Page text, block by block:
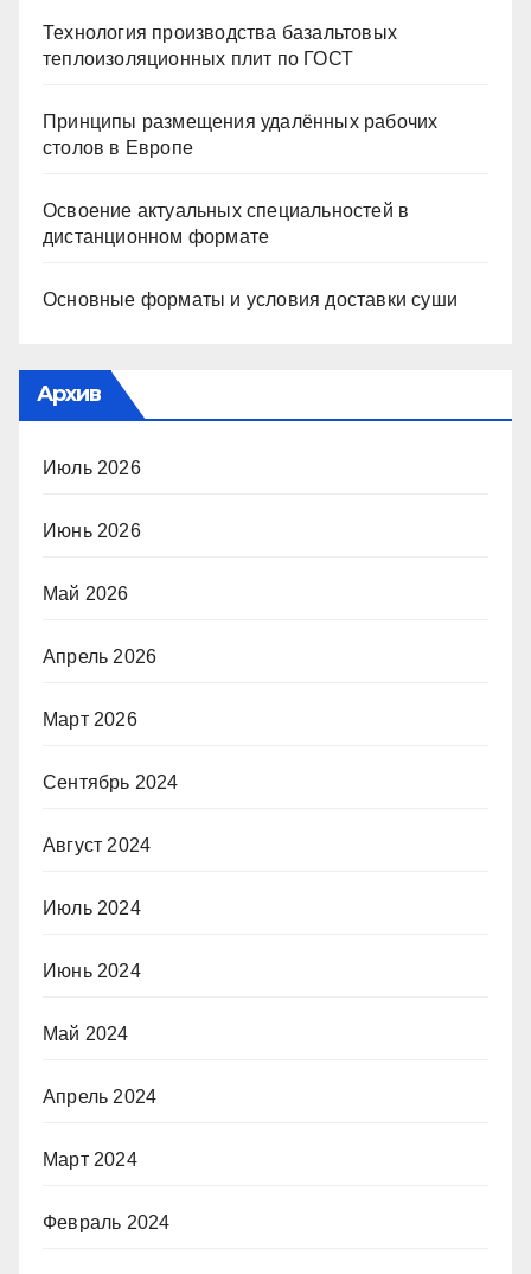
Технология производства базальтовых
теплоизоляционных плит по ГОСТ
Принципы размещения удалённых рабочих
столов в Европе
Освоение актуальных специальностей в
дистанционном формате
Основные форматы и условия доставки суши
Архив
Июль 2026
Июнь 2026
Май 2026
Апрель 2026
Март 2026
Сентябрь 2024
Август 2024
Июль 2024
Июнь 2024
Май 2024
Апрель 2024
Март 2024
Февраль 2024